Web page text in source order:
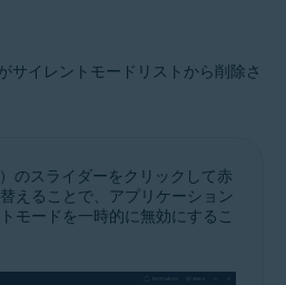
サイレントモードリストから削除さ
のスライダーをクリックして赤
替えることで、アプリケーション
モードを一時的に無効にするこ